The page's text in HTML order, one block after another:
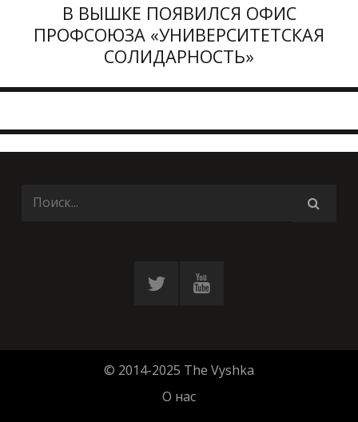
В ВЫШКЕ ПОЯВИЛСЯ ОФИС
ПРОФСОЮЗА «УНИВЕРСИТЕТСКАЯ
СОЛИДАРНОСТЬ»
© 2014-2025 The Vyshka
О нас